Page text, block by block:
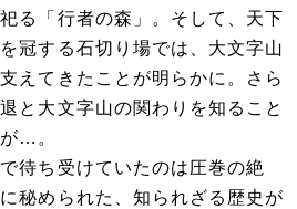
る「行者の森」。そして、天下
冠する石切り場では、大文字山
えてきたことが明らかに。さら
と大文字山の関わりを知ること
…。
待ち受けていたのは圧巻の絶
秘められた、知られざる歴史が